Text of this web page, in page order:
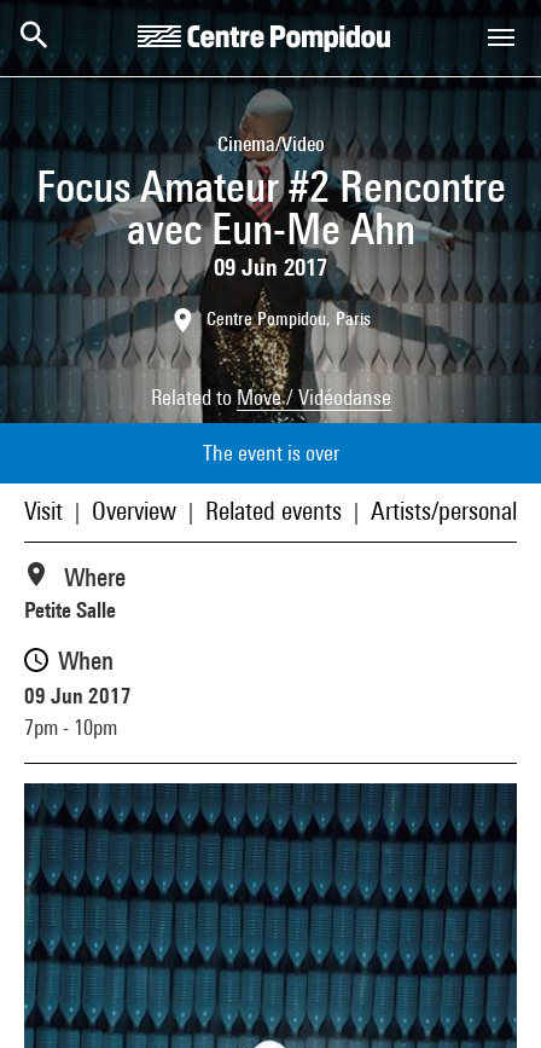
Skip to main content
Centre Pompidou
Cinema/Video
Focus Amateur #2 Rencontre
avec Eun-Me Ahn
09 Jun 2017
Centre Pompidou, Paris
Related toMove / Vidéodanse
The event is over
Visit Overview Related events Artists/
Where
Petite Salle
When
09 Jun 2017
7pm - 10pm